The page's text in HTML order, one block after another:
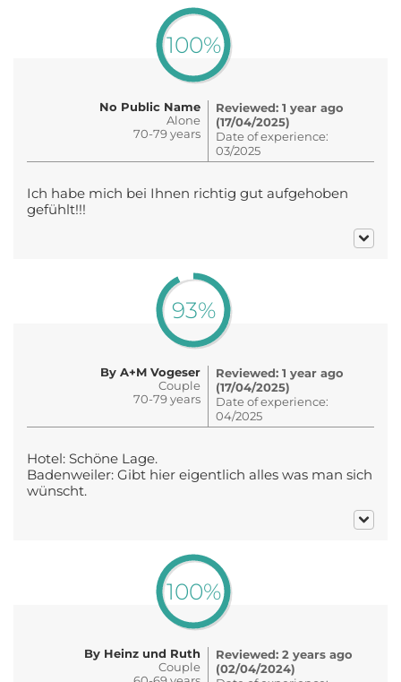
100%
No Public Name
Alone
70-79 years
Reviewed: 1 year ago
(17/04/2025)
Date of experience:
03/2025
Ich habe mich bei Ihnen richtig gut aufgehoben
gefühlt!!!
93%
By A+M Vogeser
Couple
70-79 years
Reviewed: 1 year ago
(17/04/2025)
Date of experience:
04/2025
Hotel: Schöne Lage.
Badenweiler: Gibt hier eigentlich alles was man sich
wünscht.
100%
By Heinz und Ruth
Couple
Reviewed: 2 years ago
(02/04/2024)